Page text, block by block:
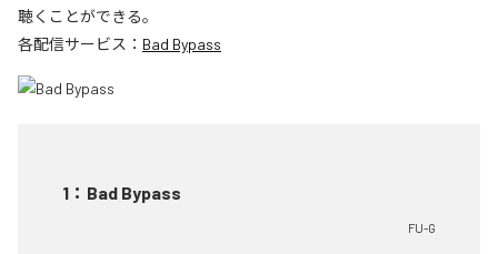
聴くことができる。
各配信サービス： Bad Bypass
1 ： Bad Bypass
FU-G